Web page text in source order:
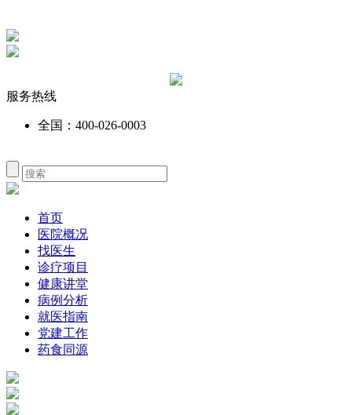
服务热线
全国：400-026-0003
首页
医院概况
找医生
诊疗项目
健康讲堂
病例分析
就医指南
党建工作
药食同源